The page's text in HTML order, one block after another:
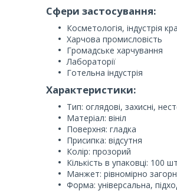
Сфери застосування:
Косметологія, індустрія
Харчова промисловість
Громадське харчування
Лабораторії
Готельна індустрія
Характеристики:
Тип: оглядові, захисні,
Матеріал: вініл
Поверхня: гладка
Присипка: відсутня
Колір: прозорий
Кількість в упаковці: 100 шт
Манжет: рівномірно
Форма: універсальна,